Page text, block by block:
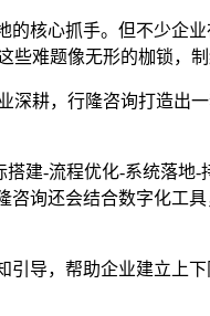
核心抓手。但不少企
难题像无形的枷锁，制
耕，行隆咨询打造出
建-流程优化-系统落地-
询还会结合数字化工
导，帮助企业建立上